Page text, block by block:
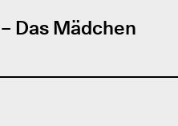
Das Mädchen